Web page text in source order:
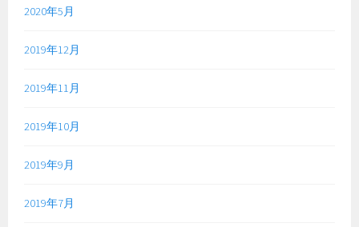
2020年5月
2019年12月
2019年11月
2019年10月
2019年9月
2019年7月